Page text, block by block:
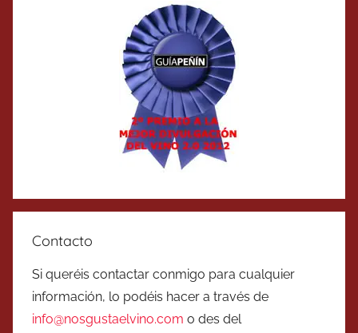
Contacto
Si queréis contactar conmigo para cualquier
información, lo podéis hacer a través de
info@nosgustaelvino.com o des del